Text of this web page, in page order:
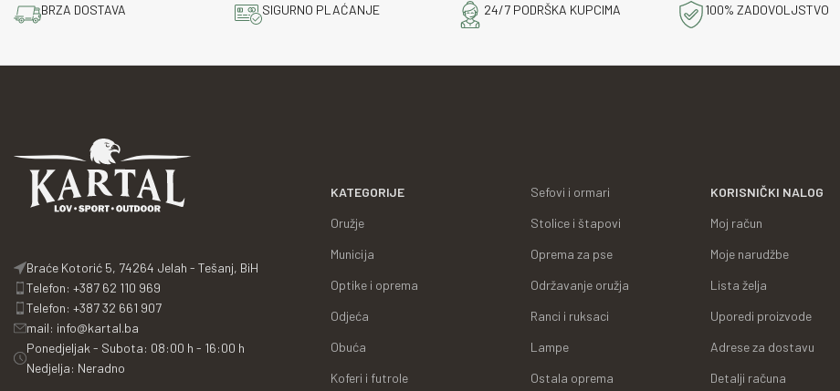
BRZA DOSTAVA SIGURNO PLAĆANJE 24/7 PODRŠKA KUPCIMA 100% ZADOVOLJSTVO
Braće Kotorić 5, 74264 Jelah - Tešanj, BiH
Telefon: +387 62 110 969
Telefon: +387 32 661 907
mail: info@kartal.ba
Ponedjeljak - Subota: 08:00 h - 16:00 h
Nedjelja: Neradno
KATEGORIJE
Oružje
Municija
Optike i oprema
Odjeća
Obuća
Koferi i futrole
Sefovi i ormari
Stolice i štapovi
Oprema za pse
Održavanje oružja
Ranci i ruksaci
Lampe
Ostala oprema
KORISNIČKI NALOG
Moj račun
Moje narudžbe
Lista želja
Uporedi proizvode
Adrese za dostavu
Detalji računa